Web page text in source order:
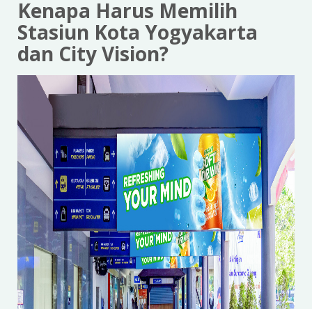
Kenapa Harus Memilih
Stasiun Kota Yogyakarta
dan City Vision?